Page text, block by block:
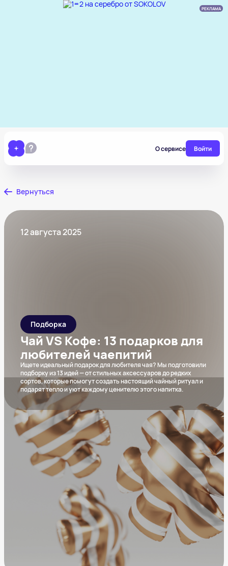
РЕКЛАМА
О сервисе Войти
Вернуться
12 августа 2025
Подборка
Чай VS Кофе: 13 подарков для
любителей чаепитий
Ищете идеальный подарок для любителя чая? Мы подготовили
подборку из 13 идей — от стильных аксессуаров до редких
сортов, которые помогут создать настоящий чайный ритуал и
подарят тепло и уют каждому ценителю этого напитка.